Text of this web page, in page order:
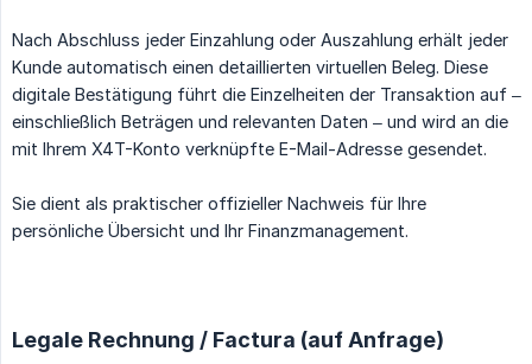
Nach Abschluss jeder Einzahlung oder Auszahlung erhält jeder
Kunde automatisch einen detaillierten virtuellen Beleg. Diese
digitale Bestätigung führt die Einzelheiten der Transaktion auf –
einschließlich Beträgen und relevanten Daten – und wird an die
mit Ihrem X4T-Konto verknüpfte E-Mail-Adresse gesendet.
Sie dient als praktischer offizieller Nachweis für Ihre
persönliche Übersicht und Ihr Finanzmanagement.
Legale Rechnung / Factura (auf Anfrage)